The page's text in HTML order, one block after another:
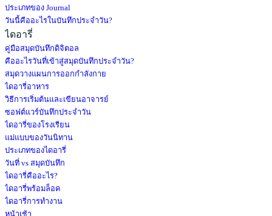
ประเภทของ Journal
วันนี้คืออะไรในบันทึกประจำวัน?
ไดอารี่
คู่มือสมุดบันทึกดิจิตอล
คืออะไรวันที่เข้าสู่สมุดบันทึกประจำวัน?
สมุดวางแผนการออกกำลังกาย
ไดอารี่อาหาร
วิธีการเริ่มต้นและเขียนอาจารย์
ซอฟต์แวร์บันทึกประจำวัน
ไดอารี่ของโรงเรียน
แม่แบบของวันนิทาน
ประเภทของไดอารี่
วันที่ vs สมุดบันทึก
ไดอารี่คืออะไร?
ไดอารี่พร้อมล็อค
ไดอารี่การทำงาน